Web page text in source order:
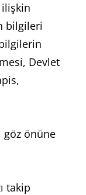
ilişkin
bilgileri
Devlet
göz önüne
takip